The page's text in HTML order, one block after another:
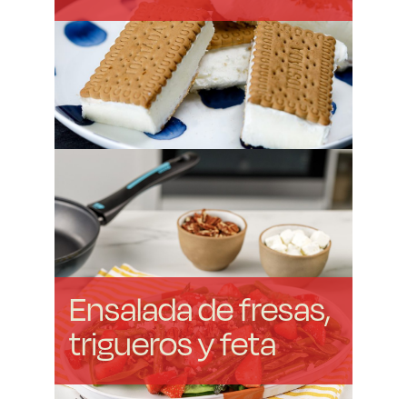
Ensalada de fresas,
trigueros y feta